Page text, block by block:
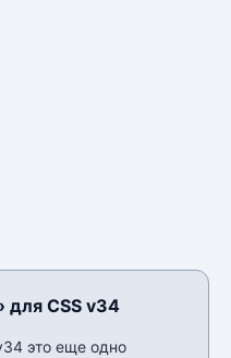
CSS v34
это еще одно